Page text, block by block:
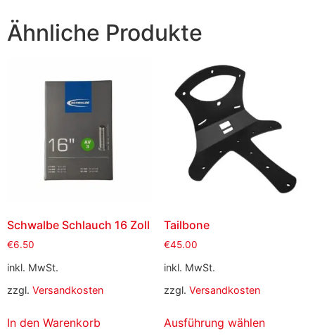
Ähnliche Produkte
Schwalbe Schlauch 16 Zoll
€6.50
inkl. MwSt.
zzgl. Versandkosten
In den Warenkorb
Tailbone
€45.00
inkl. MwSt.
zzgl. Versandkosten
Ausführung wählen